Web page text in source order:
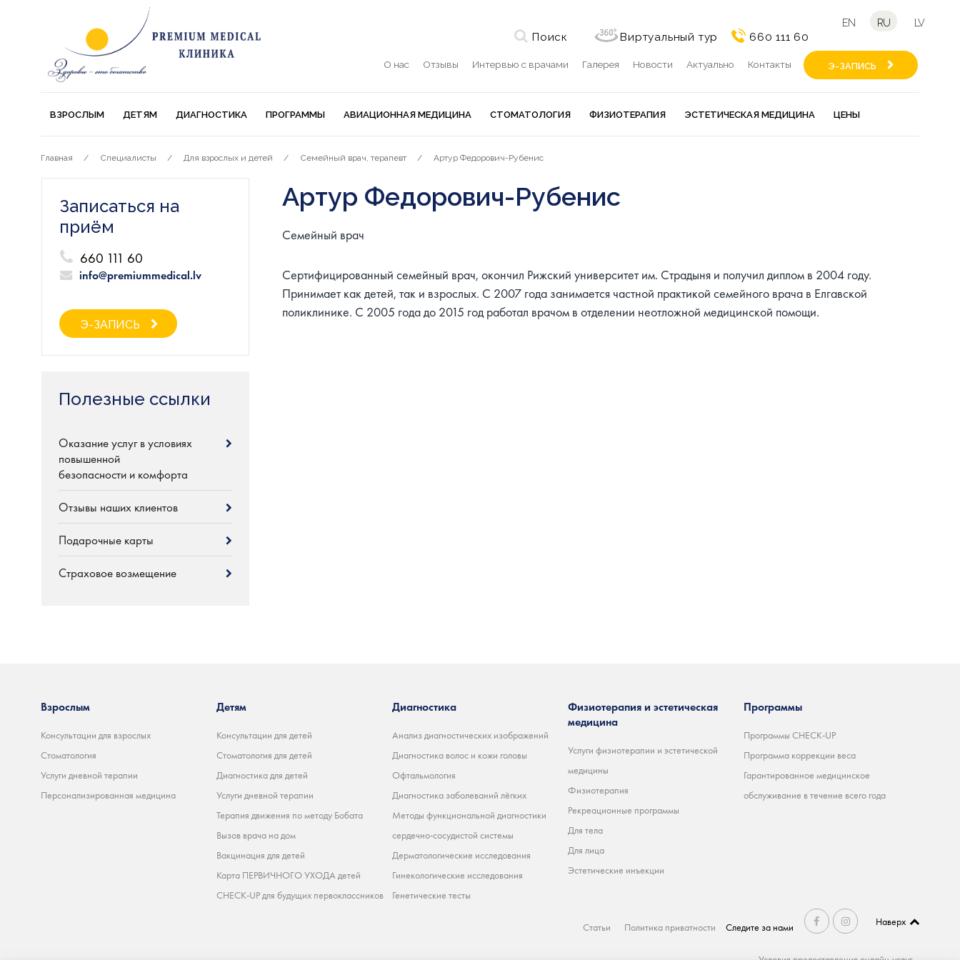
Поиск Виртуальный тур 660 111 60
EN RU LV
О нас Отзывы Интервью с врачами Галерея Новости Актуально Контакты Э-ЗАПИСЬ
ВЗРОСЛЫМ ДЕТЯМ ДИАГНОСТИКА ПРОГРАММЫ АВИАЦИОННАЯ МЕДИЦИНА СТОМАТОЛОГИЯ ФИЗИОТЕРАПИЯ ЭСТЕТИЧЕСКАЯ МЕДИЦИНА ЦЕНЫ
Главная Специалисты Для взрослых и детей Семейный врач, терапевт Артур Федорович-Рубенис
Записаться на
приём
660 111 60
info@premiummedical.lv
Э-ЗАПИСЬ
Полезные ссылки
Оказание услуг в условиях
повышенной
безопасности и комфорта
Отзывы наших клиентов
Подарочные карты
Страховое возмещение
Артур Федорович-Рубенис
Семейный врач
Сертифицированный семейный врач, окончил Рижский университет им. Страдыня и получил диплом в 2004 году.
Принимает как детей, так и взрослых. С 2007 года занимается частной практикой семейного врача в Елгавской
поликлинике. С 2005 года до 2015 год работал врачом в отделении неотложной медицинской помощи.
Взрослым
Консультации для взрослых
Стоматология
Услуги дневной терапии
Персонализированная медицина
Детям
Консультации для детей
Стоматология для детей
Диагностика для детей
Услуги дневной терапии
Терапия движения по методу Бобата
Вызов врача на дом
Вакцинация для детей
Карта ПЕРВИЧНОГО УХОДА детей
CHECK-UP для будущих первоклассников
Диагностика
Анализ диагностических изображений
Диагностика волос и кожи головы
Офтальмология
Диагностика заболеваний лёгких
Методы функциональной диагностики
сердечно-сосудистой системы
Дерматологические исследования
Гинекологические исследования
Генетические тесты
Физиотерапия и эстетическая
медицина
Услуги физиотерапии и эстетической
медицины
Физиотерапия
Рекреационные программы
Для тела
Для лица
Эстетические инъекции
Программы
Программы CHECK-UP
Программа коррекции веса
Гарантированное медицинское
обслуживание в течение всего года
Статьи Политика приватности Следите за нами Наверх